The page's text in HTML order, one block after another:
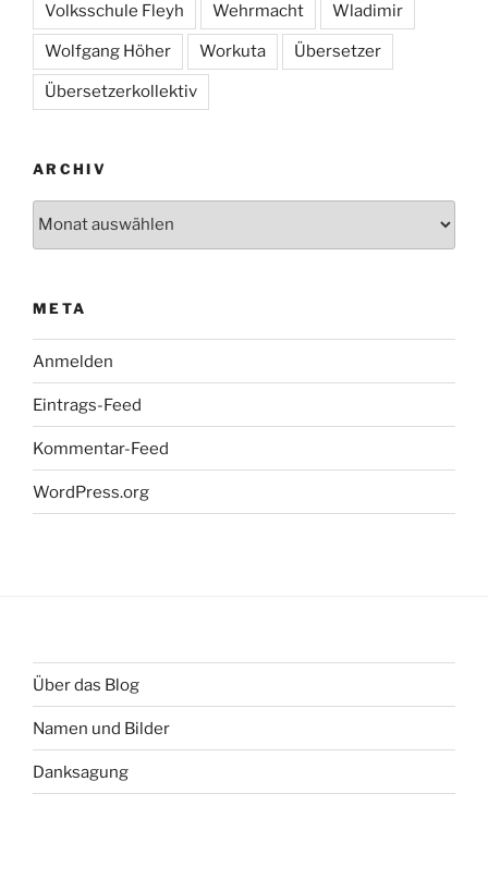
Volksschule Fleyh Wehrmacht Wladimir
Wolfgang Höher Workuta Übersetzer
Übersetzerkollektiv
ARCHIV
META
Anmelden
Eintrags-Feed
Kommentar-Feed
WordPress.org
Über das Blog
Namen und Bilder
Danksagung